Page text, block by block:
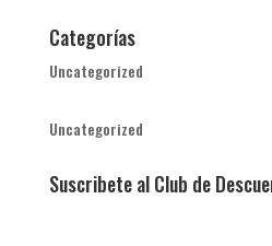
Categorías
Uncategorized
Uncategorized
Suscribete al Club de